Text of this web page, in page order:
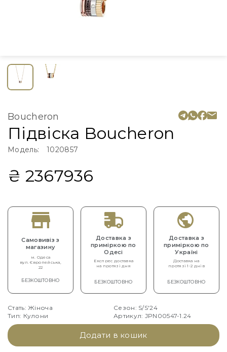
Boucheron
Підвіска Boucheron
Модель: 1020857
₴ 2367936
Самовивіз з
магазину
м. Одеса
вул. Європейська,
22
БЕЗКОШТОВНО
Доставка з
приміркою по
Одесі
Експрес доставка
на протязі дня
БЕЗКОШТОВНО
Доставка з
приміркою по
Україні
Доставка на
протязі 1-2 днів
БЕЗКОШТОВНО
Стать: Жіноча
Тип: Кулони
Сезон: S/S'24
Артикул: JPN00547-1.24
Додати в кошик